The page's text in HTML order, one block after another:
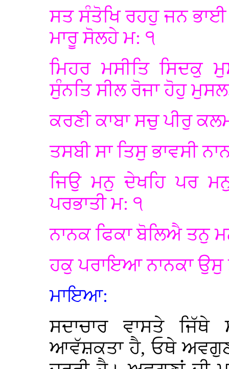
ਸਤ ਸੰਤੋਖਿ ਰਹਹੁ ਜਨ
ਮਾਰੂ ਸੋਲਹੇ ਮ: ੧
ਮਿਹਰ ਮਸੀਤਿ ਸਿਦਕੁ
ਸੁੰਨਤਿ ਸੀਲ ਰੋਜਾ ਹੋਹੁ
ਕਰਣੀ ਕਾਬਾ ਸਚੁ ਪੀਰੁ
ਤਸਬੀ ਸਾ ਤਿਸੁ ਭਾਵਸੀ
ਜਿਉ ਮਨੁ ਦੇਖਹਿ ਪਰ
ਪਰਭਾਤੀ ਮ: ੧
ਨਾਨਕ ਫਿਕਾ ਬੋਲਿਐ ਤਨੁ
ਹਕੁ ਪਰਾਇਆ ਨਾਨਕਾ
ਮਾਇਆ:
ਸਦਾਚਾਰ ਵਾਸਤੇ
ਆਵੱਸ਼ਕਤਾ ਹੈ, ਓਥੇ